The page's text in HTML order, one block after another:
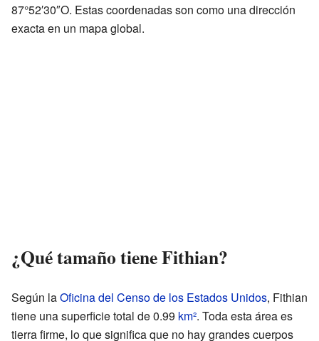
87°52′30″O. Estas coordenadas son como una dirección
exacta en un mapa global.
¿Qué tamaño tiene Fithian?
Según laOficina del Censo de los Estados Unidos, Fithian
tiene una superficie total de 0.99 km². Toda esta área es
tierra firme, lo que significa que no hay grandes cuerpos